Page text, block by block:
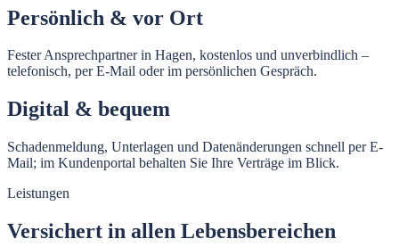
Persönlich & vor Ort
Fester Ansprechpartner in Hagen, kostenlos und unverbindlich –
telefonisch, per E-Mail oder im persönlichen Gespräch.
Digital & bequem
Schadenmeldung, Unterlagen und Datenänderungen schnell per E-
Mail; im Kundenportal behalten Sie Ihre Verträge im Blick.
Leistungen
Versichert in allen Lebensbereichen